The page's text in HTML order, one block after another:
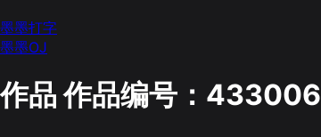
墨墨打字
墨墨OJ
作品作品编号：433006